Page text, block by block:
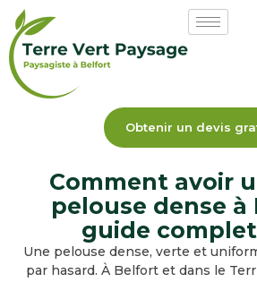
Obtenir un devis
Comment avoir
pelouse dense à
guide
Une pelouse dense, verte et
par hasard. À Belfort et dans le